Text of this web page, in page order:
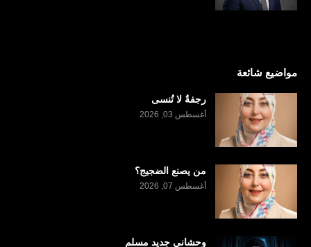
مواضيع شائعة
رجفةٌ لا تُنسى
أغسطس 03, 2026
من يصنع الضجيج؟
أغسطس 07, 2026
وحشاني جديد مسلم